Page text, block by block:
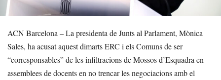
ACN Barcelona – La presidenta de Junts al Parlament, Mònica
Sales, ha acusat aquest dimarts ERC i els Comuns de ser
“corresponsables” de les infiltracions de Mossos d’Esquadra en
assemblees de docents en no trencar les negociacions amb el